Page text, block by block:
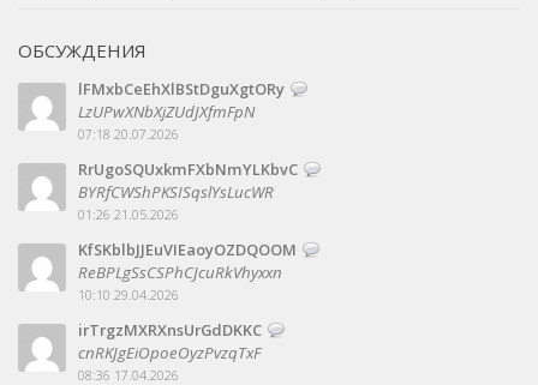
ОБСУЖДЕНИЯ
lFMxbCeEhXlBStDguXgtORy
LzUPwXNbXjZUdJXfmFpN
07:18 20.07.2026
RrUgoSQUxkmFXbNmYLKbvC
BYRfCWShPKSISqslYsLucWR
01:26 21.05.2026
KfSKblbJJEuVIEaoyOZDQOOM
ReBPLgSsCSPhCJcuRkVhyxxn
10:10 29.04.2026
irTrgzMXRXnsUrGdDKKC
cnRKJgEiOpoeOyzPvzqTxF
08:36 17.04.2026